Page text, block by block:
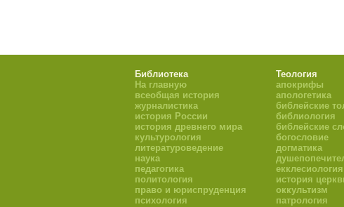
Библиотека
На главную
всеобщая история
журналистика
история России
история древнего мира
культурология
литературоведение
наука
педагогика
политология
право и юриспруденция
психология
Теология
апокрифы
апологетика
библейские
библиология
библейские
богословие
догматика
екклесиология
история
оккультизм
патрология